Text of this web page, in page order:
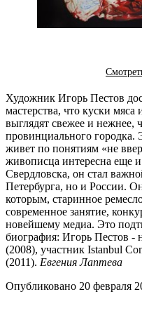
Художник Игорь Пестов
мастерства, что куски
выглядят свежее и нежнее,
провинциального городка.
живет по понятиям «не
живописца интересна еще и
Свердловска, он стал
Петербурга, но и России.
которым, старинное
современное занятие,
новейшему медиа. Это
биография: Игорь Пестов
(2008), участник Istanbul
(2011). Евгения Лаптева
Опубликовано 20 февраля